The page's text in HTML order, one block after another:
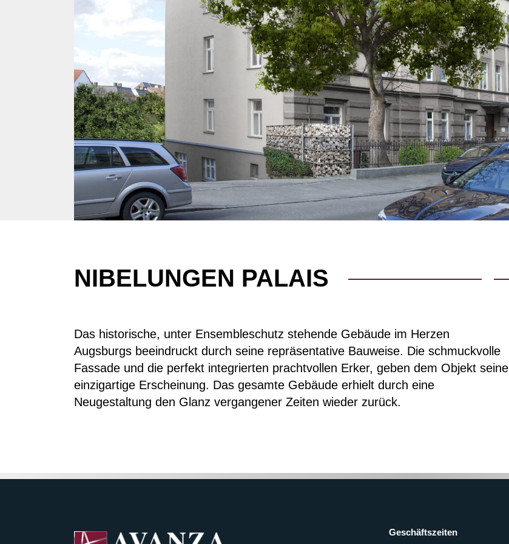
NIBELUNGEN PALAIS
Das historische, unter Ensembleschutz stehende Gebäude im Herzen
Augsburgs beeindruckt durch seine repräsentative Bauweise. Die schmuckvolle
Fassade und die perfekt integrierten prachtvollen Erker, geben dem Objekt seine
einzigartige Erscheinung. Das gesamte Gebäude erhielt durch eine
Neugestaltung den Glanz vergangener Zeiten wieder zurück.
Geschäftszeiten